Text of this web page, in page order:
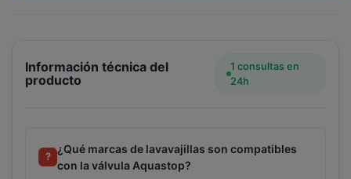
Información técnica del
producto
1 consultas en
24h
?
¿Qué marcas de lavavajillas son compatibles
con la válvula Aquastop?